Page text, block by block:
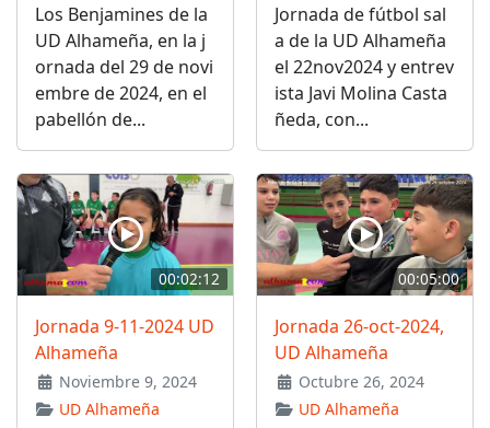
Los Benjamines de la
UD Alhameña, en la j
ornada del 29 de novi
embre de 2024, en el
pabellón de...
Jornada de fútbol sal
a de la UD Alhameña
el 22nov2024 y entrev
ista Javi Molina Casta
ñeda, con...
00:02:12
Jornada 9-11-2024 UD
Alhameña
Noviembre 9, 2024
UD Alhameña
00:05:00
Jornada 26-oct-2024,
UD Alhameña
Octubre 26, 2024
UD Alhameña